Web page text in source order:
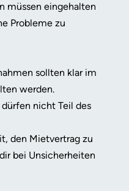
müssen eingehalten
Probleme zu
sollten klar im
werden.
dürfen nicht Teil des
den Mietvertrag zu
bei Unsicherheiten